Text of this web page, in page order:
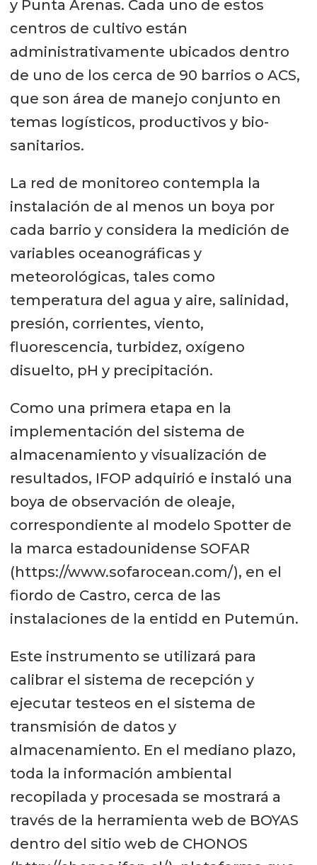
y Punta Arenas. Cada uno de estos
centros de cultivo están
administrativamente ubicados dentro
de uno de los cerca de 90 barrios o ACS,
que son área de manejo conjunto en
temas logísticos, productivos y bio-
sanitarios.
La red de monitoreo contempla la
instalación de al menos un boya por
cada barrio y considera la medición de
variables oceanográficas y
meteorológicas, tales como
temperatura del agua y aire, salinidad,
presión, corrientes, viento,
fluorescencia, turbidez, oxígeno
disuelto, pH y precipitación.
Como una primera etapa en la
implementación del sistema de
almacenamiento y visualización de
resultados, IFOP adquirió e instaló una
boya de observación de oleaje,
correspondiente al modelo Spotter de
la marca estadounidense SOFAR
(https://www.sofarocean.com/), en el
fiordo de Castro, cerca de las
instalaciones de la entidd en Putemún.
Este instrumento se utilizará para
calibrar el sistema de recepción y
ejecutar testeos en el sistema de
transmisión de datos y
almacenamiento. En el mediano plazo,
toda la información ambiental
recopilada y procesada se mostrará a
través de la herramienta web de BOYAS
dentro del sitio web de CHONOS